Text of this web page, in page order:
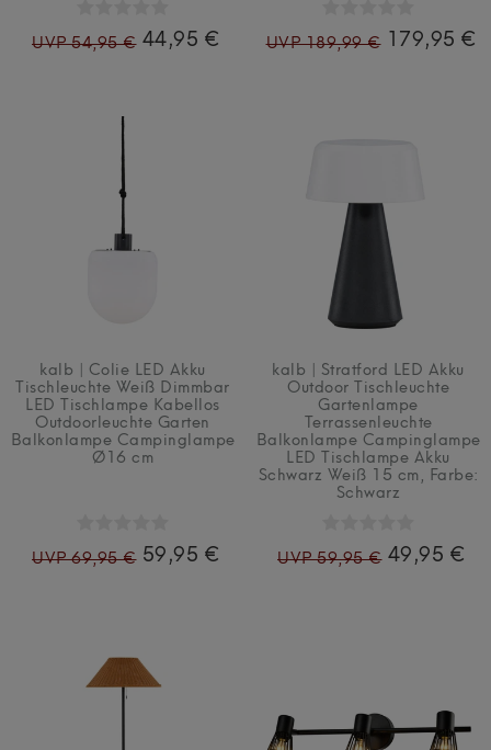
UVP 54,95 € 44,95 € UVP 189,99 € 179,95 €
kalb | Colie LED Akku
Tischleuchte Weiß Dimmbar
LED Tischlampe Kabellos
Outdoorleuchte Garten
Balkonlampe Campinglampe
Ø16 cm
UVP 69,95 € 59,95 €
kalb | Stratford LED Akku
Outdoor Tischleuchte
Gartenlampe
Terrassenleuchte
Balkonlampe Campinglampe
LED Tischlampe Akku
Schwarz Weiß 15 cm , Farbe:
Schwarz
UVP 59,95 € 49,95 €